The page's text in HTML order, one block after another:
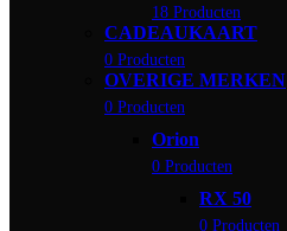
18 Producten
CADEAUKAART
0 Producten
OVERIGE MERKEN
0 Producten
Orion
0 Producten
RX 50
0 Producten